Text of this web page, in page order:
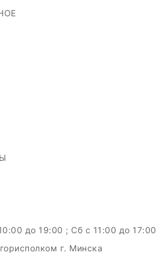
до 19:00 ; Сб c 11:00 до 17:00
г. Минска